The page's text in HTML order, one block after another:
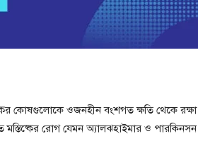
কোষগুলোকে ওজনহীন বংশগত ক্ষতি থেকে রক্ষা
মস্তিষ্কের রোগ যেমন অ্যালঝহাইমার ও পারকিনসন